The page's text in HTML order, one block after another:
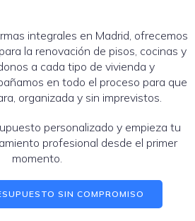
integrales en Madrid, ofrecemos
la renovación de pisos, cocinas y
a cada tipo de vivienda y
en todo el proceso para que
organizada y sin imprevistos.
personalizado y empieza tu
profesional desde el primer
momento.
SIN COMPROMISO